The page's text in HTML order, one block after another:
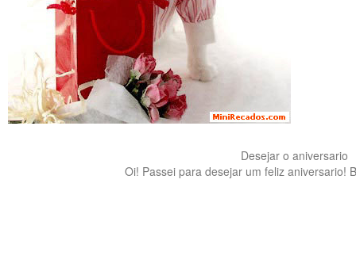
Desejar o aniversario
Oi! Passei para desejar um feliz aniversario!